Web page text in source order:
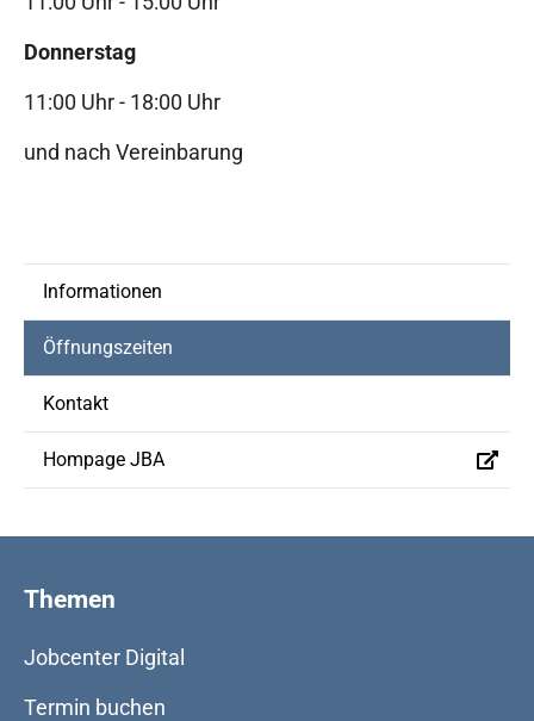
Donnerstag
11:00 Uhr - 18:00 Uhr
und nach Vereinbarung
Informationen
Öffnungszeiten
Kontakt
Hompage JBA
Themen
Jobcenter Digital
Termin buchen